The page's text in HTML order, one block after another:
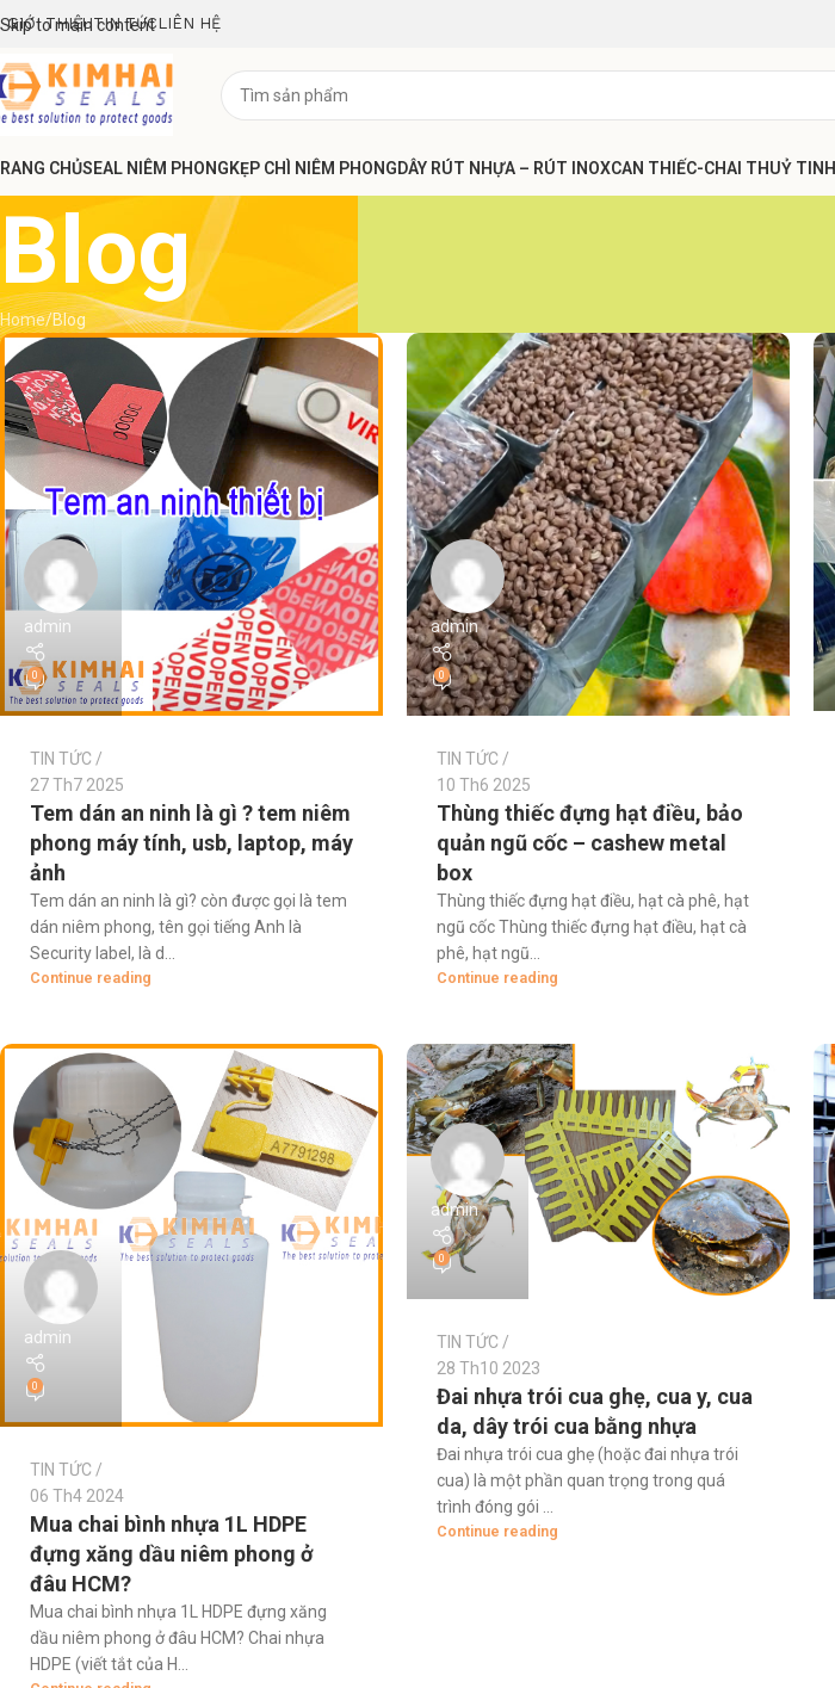
Skip to main content
GIỚI THIỆUTIN TỨC LIÊN HỆ
CHỦSEAL NIÊM PHONGKẸP CHÌ NIÊM PHONGDÂY RÚT NHỰA – RÚT INOXCAN THIẾC-CHAI THUỶ TINH
Blog
Home Blog
admin
0
TIN TỨC
27 Th7 2025
Tem dán an ninh là gì ? tem niêm
phong máy tính, usb, laptop, máy
ảnh
Tem dán an ninh là gì? còn được gọi là tem
dán niêm phong, tên gọi tiếng Anh là
Security label, là d...
Continue reading
admin
0
TIN TỨC
10 Th6 2025
Thùng thiếc đựng hạt điều, bảo
quản ngũ cốc – cashew metal
box
Thùng thiếc đựng hạt điều, hạt cà phê, hạt
ngũ cốc Thùng thiếc đựng hạt điều, hạt cà
phê, hạt ngũ...
Continue reading
admin
0
TIN TỨC
06 Th4 2024
Mua chai bình nhựa 1L HDPE
đựng xăng dầu niêm phong ở
đâu HCM?
Mua chai bình nhựa 1L HDPE đựng xăng
dầu niêm phong ở đâu HCM? Chai nhựa
HDPE (viết tắt của H...
admin
0
TIN TỨC
28 Th10 2023
Đai nhựa trói cua ghẹ, cua y, cua
da, dây trói cua bằng nhựa
Đai nhựa trói cua ghẹ (hoặc đai nhựa trói
cua) là một phần quan trọng trong quá
trình đóng gói ...
Continue reading